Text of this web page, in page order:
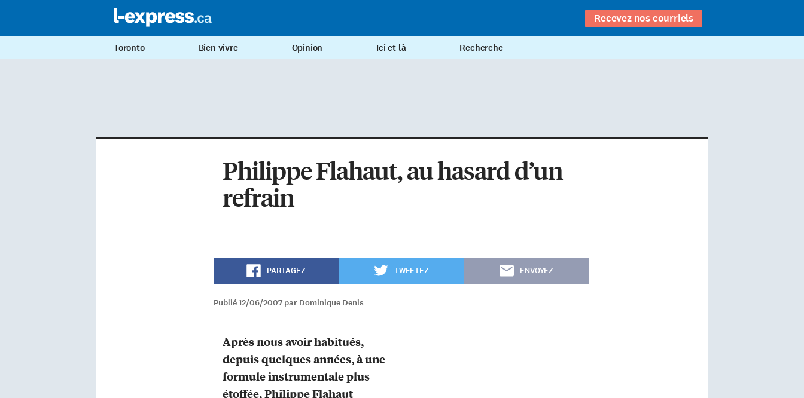
Recevez nos courriels
Toronto Bien vivre Opinion Ici et là Recherche
Philippe Flahaut, au hasard d’un
refrain
PARTAGEZ TWEETEZ ENVOYEZ
Publié 12/06/2007 par Dominique Denis
Après nous avoir habitués,
depuis quelques années, à une
formule instrumentale plus
étoffée, Philippe Flahaut